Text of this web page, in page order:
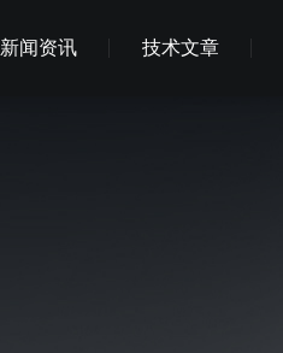
新闻资讯 技术文章